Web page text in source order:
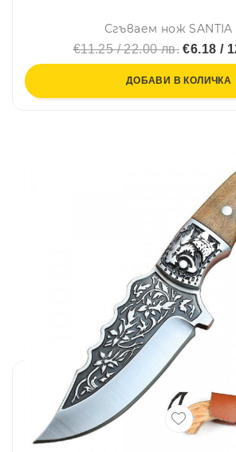
Сгъваем нож SANTIA
€11.25 / 22.00 лв. €6.18 /
ДОБАВИ В КОЛИЧКА